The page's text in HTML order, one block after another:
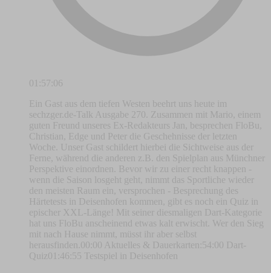
01:57:06
Ein Gast aus dem tiefen Westen beehrt uns heute im
sechzger.de-Talk Ausgabe 270. Zusammen mit Mario, einem
guten Freund unseres Ex-Redakteurs Jan, besprechen FloBu,
Christian, Edge und Peter die Geschehnisse der letzten
Woche. Unser Gast schildert hierbei die Sichtweise aus der
Ferne, während die anderen z.B. den Spielplan aus Münchner
Perspektive einordnen. Bevor wir zu einer recht knappen -
wenn die Saison losgeht geht, nimmt das Sportliche wieder
den meisten Raum ein, versprochen - Besprechung des
Härtetests in Deisenhofen kommen, gibt es noch ein Quiz in
epischer XXL-Länge! Mit seiner diesmaligen Dart-Kategorie
hat uns FloBu anscheinend etwas kalt erwischt. Wer den Sieg
mit nach Hause nimmt, müsst ihr aber selbst
herausfinden.00:00 Aktuelles & Dauerkarten:54:00 Dart-
Quiz01:46:55 Testspiel in Deisenhofen